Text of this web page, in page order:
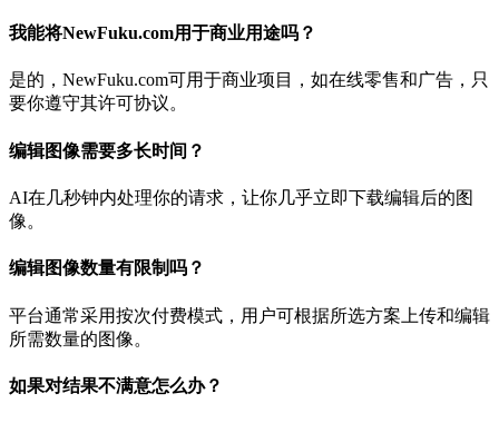
我能将NewFuku.com用于商业用途吗？
是的，NewFuku.com可用于商业项目，如在线零售和广告，只
要你遵守其许可协议。
编辑图像需要多长时间？
AI在几秒钟内处理你的请求，让你几乎立即下载编辑后的图
像。
编辑图像数量有限制吗？
平台通常采用按次付费模式，用户可根据所选方案上传和编辑
所需数量的图像。
如果对结果不满意怎么办？